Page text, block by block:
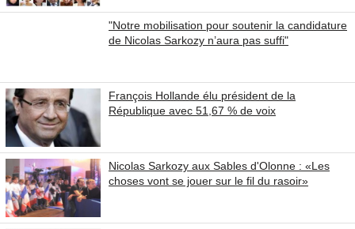
"Notre mobilisation pour soutenir la candidature
de Nicolas Sarkozy n’aura pas suffi"
François Hollande élu président de la
République avec 51,67 % de voix
Nicolas Sarkozy aux Sables d'Olonne : «Les
choses vont se jouer sur le fil du rasoir»